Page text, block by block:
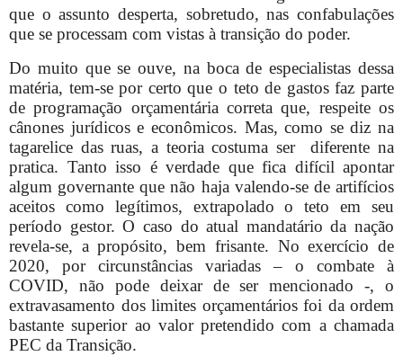
que o assunto desperta, sobretudo, nas confabulações
que se processam com vistas à transição do poder.
Do muito que se ouve, na boca de especialistas dessa
matéria, tem-se por certo que o teto de gastos faz parte
de programação orçamentária correta que, respeite os
cânones jurídicos e econômicos. Mas, como se diz na
tagarelice das ruas, a teoria costuma ser
diferente na
pratica. Tanto isso é verdade que fica difícil apontar
algum governante que não haja valendo-se de artifícios
aceitos como legítimos, extrapolado o teto em seu
período gestor. O caso do atual mandatário da nação
revela-se, a propósito, bem frisante. No exercício de
2020, por circunstâncias variadas – o combate à
COVID, não pode deixar de ser mencionado -, o
extravasamento dos limites orçamentários foi da ordem
bastante superior ao valor pretendido com a chamada
PEC da Transição.